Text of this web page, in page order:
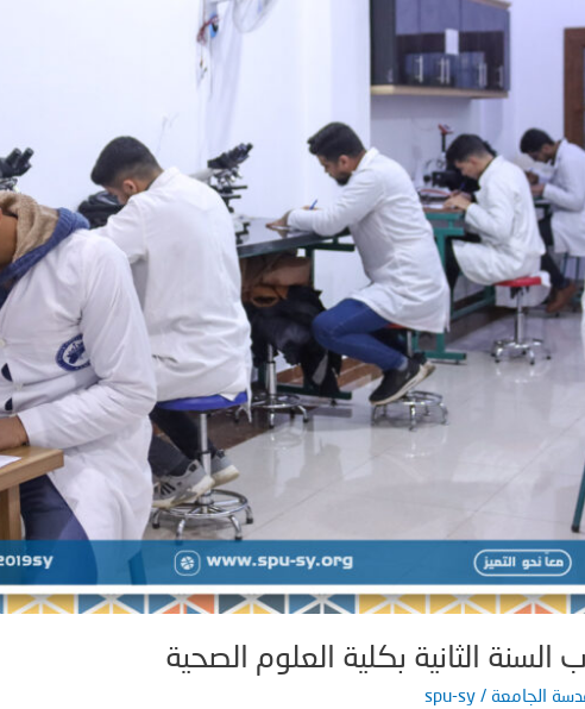
الثانية بكلية العلوم الصحية
الجامعة /
spu-sy